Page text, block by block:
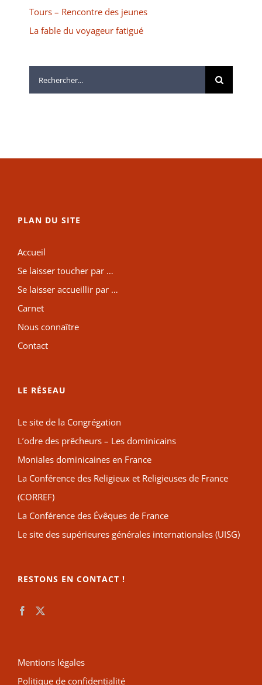
Tours – Rencontre des jeunes
La fable du voyageur fatigué
Rechercher:
PLAN DU SITE
Accueil
Se laisser toucher par …
Se laisser accueillir par …
Carnet
Nous connaître
Contact
LE RÉSEAU
Le site de la Congrégation
L’odre des prêcheurs – Les dominicains
Moniales dominicaines en France
La Conférence des Religieux et Religieuses de France
(CORREF)
La Conférence des Évêques de France
Le site des supérieures générales internationales (UISG)
RESTONS EN CONTACT !
Mentions légales
Politique de confidentialité